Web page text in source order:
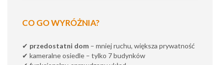
CO GO WYRÓŻNIA?
✔ przedostatni dom – mniej ruchu, większa prywatność
✔ kameralne osiedle – tylko 7 budynków